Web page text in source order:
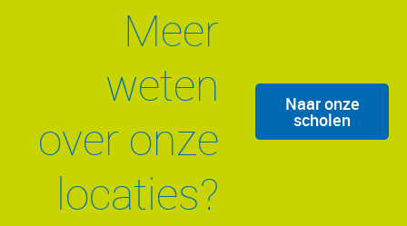
Meer
weten
over onze
locaties?
Naar onze
scholen